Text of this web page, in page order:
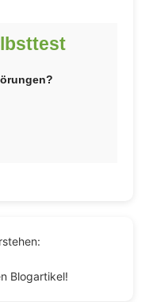
Blogartikel!